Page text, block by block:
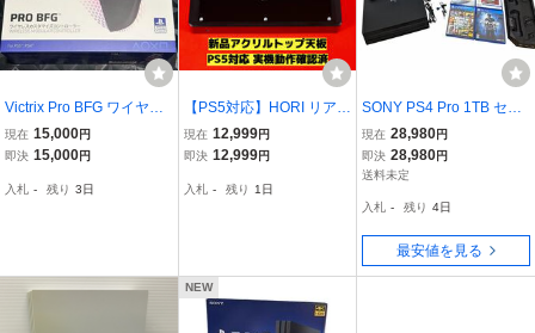
Victrix Pro BFG ワイヤレ
スコントローラー PS5/P
S4対応
現在 15,000円
即決 15,000円
入札 - 残り 3日
【PS5対応】HORI リアル
アーケード Pro.N 右手24
mm仕様 カスタム アケコ
ラー FS-24 FS-30 レバー
現在 12,999円
即決 12,999円
入札 - 残り 1日
SONY PS4 Pro 1TB セッ
ト ソフト4本付き 動作確
認済み 初期化済み
現在 28,980円
即決 28,980円
送料未定
入札 - 残り 4日
最安値を見る
NEW